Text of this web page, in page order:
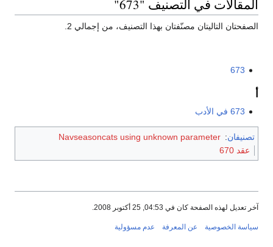
المقالات في التصنيف "673"
الصفحتان التاليتان مصنّفتان بهذا التصنيف، من إجمالي 2.
673
673 في الأدب
تصنيفان:
Navseasoncats using unknown parameter
عقد 670
آخر تعديل لهذه الصفحة كان في 04:53, 25 أكتوبر 2008.
سياسة الخصوصية عن المعرفة عدم مسؤولية